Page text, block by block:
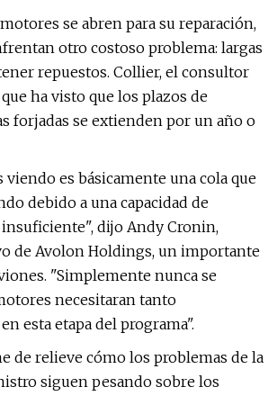
se abren para su reparación,
otro costoso problema: largas
repuestos. Collier, el consultor
ha visto que los plazos de
forjadas se extienden por un año o
viendo es básicamente una cola que
debido a una capacidad de
dijo Andy Cronin,
de Avolon Holdings, un importante
"Simplemente nunca se
necesitaran tanto
esta etapa del programa".
de relieve cómo los problemas de la
siguen pesando sobre los